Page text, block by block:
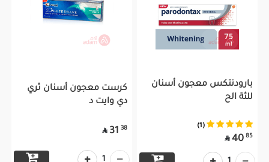
بارودنتكس معجون أسنان
للثة الح
(1)
85
40

كرست معجون أسنان ثري
دي وايت د
38
31

1